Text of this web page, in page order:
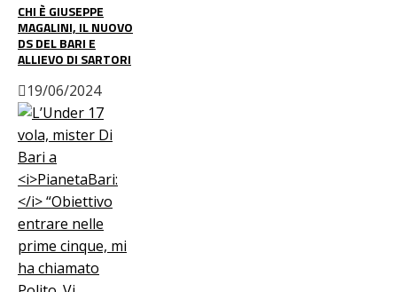
CHI È GIUSEPPE
MAGALINI, IL NUOVO
DS DEL BARI E
ALLIEVO DI SARTORI
19/06/2024